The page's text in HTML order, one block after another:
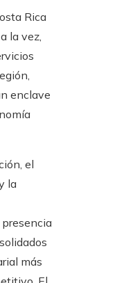
Rica
la vez,
enclave
el
la
más